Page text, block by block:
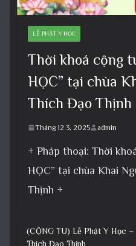
LỄ PHẬT Y HỌC
Thời khoá cộng
HỌC” tại chùa
Thích Đạo Thịnh
Tháng 12 3, 2025 admin
+ Pháp thoại: Thời
HỌC” tại chùa Khai
Thịnh +
(CỘNG TU) Lễ Phật Y Học
Thích Đạo Thịnh